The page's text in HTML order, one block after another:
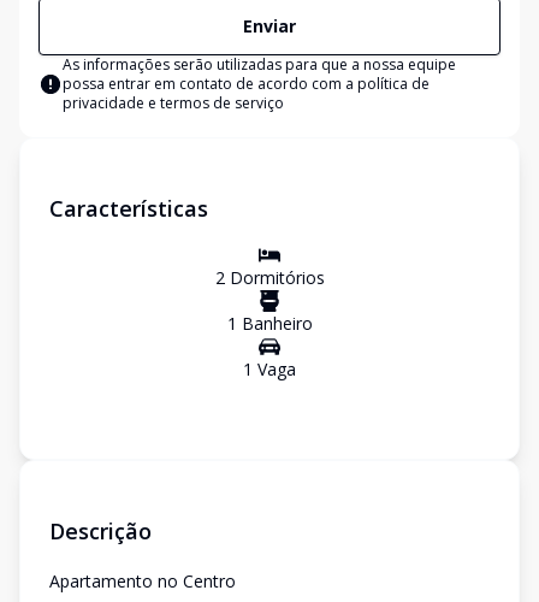
Enviar
As informações serão utilizadas para que a nossa equipe
possa entrar em contato de acordo com a política de
privacidade e termos de serviço
Características
2Dormitórios
1 Banheiro
1 Vaga
Descrição
Apartamento no Centro